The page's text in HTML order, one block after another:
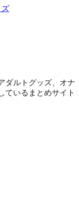
ダルトグッズ、オナ
ているまとめサイト